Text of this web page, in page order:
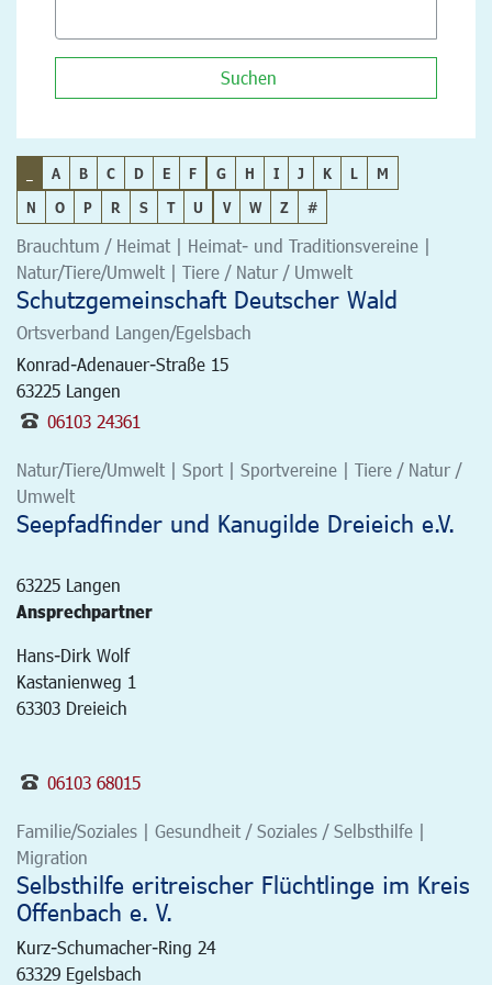
Suchen
A B C D E F G H I J K L
M
N
O P R S T U V W Z #
Brauchtum / Heimat | Heimat- und Traditionsvereine |
Natur/Tiere/Umwelt | Tiere / Natur / Umwelt
Schutzgemeinschaft Deutscher Wald
Ortsverband Langen/Egelsbach
Konrad-Adenauer-Straße 15
63225 Langen
06103 24361
Natur/Tiere/Umwelt | Sport | Sportvereine | Tiere / Natur /
Umwelt
Seepfadfinder und Kanugilde Dreieich e.V.
63225 Langen
Ansprechpartner
Hans-Dirk Wolf
Kastanienweg 1
63303 Dreieich
06103 68015
Familie/Soziales | Gesundheit / Soziales / Selbsthilfe |
Migration
Selbsthilfe eritreischer Flüchtlinge im Kreis
Offenbach e. V.
Kurz-Schumacher-Ring 24
63329 Egelsbach